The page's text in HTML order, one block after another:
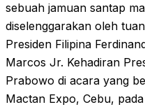
sebuah jamuan santap
diselenggarakan oleh
Presiden Filipina
Marcos Jr. Kehadiran
Prabowo di acara yang
Mactan Expo, Cebu,